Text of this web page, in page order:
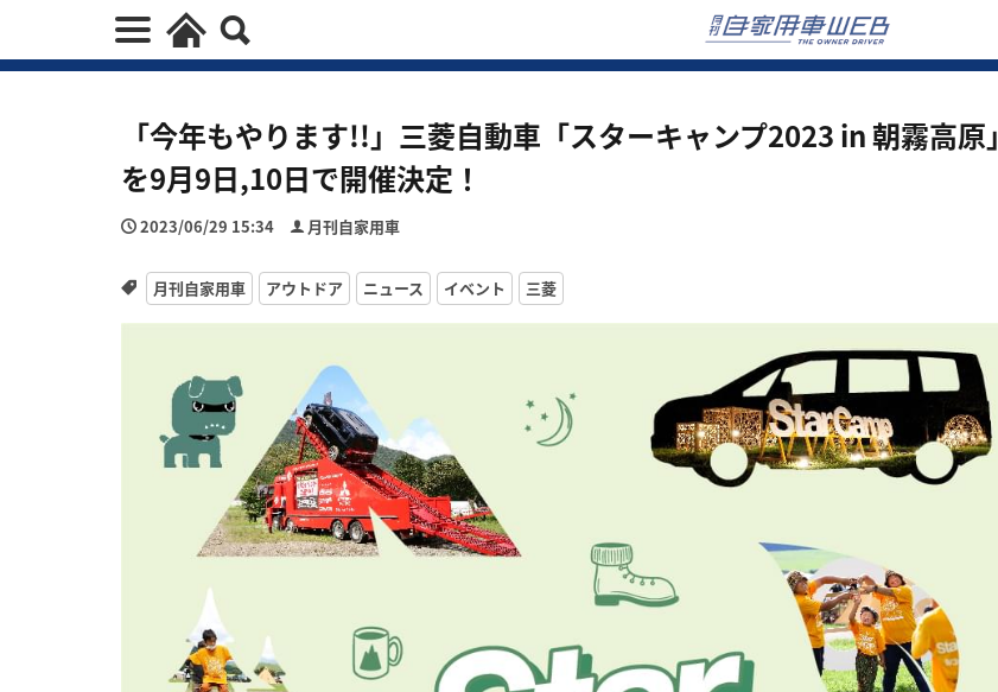
「今年もやります!!」三菱自動車「スターキャンプ2023 in 朝霧高原」
を9月9日,10日で開催決定！
2023/06/29 15:34 月刊自家用車
月刊自家用車 アウトドア ニュース イベント 三菱